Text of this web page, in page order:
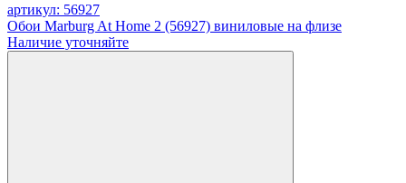
артикул: 56927
Обои Marburg At Home 2 (56927) виниловые на флизе
Наличие уточняйте